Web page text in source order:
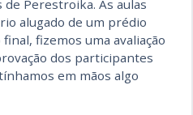
Perestroika. As aulas
alugado de um prédio
fizemos uma avaliação
dos participantes
em mãos algo